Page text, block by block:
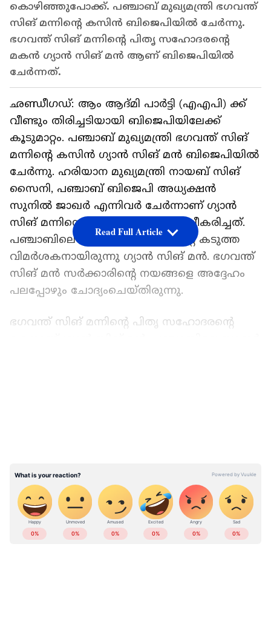
കൊഴിഞ്ഞുപോക്ക്. പഞ്ചാബ് മുഖ്യമന്ത്രി ഭഗവന്ത്
സിങ് മന്നിൻ്റെ കസിൻ ബിജെപിയിൽ ചേർന്നു.
ഭഗവന്ത് സിങ് മന്നിൻ്റെ പിതൃ സഹോദരൻ്റെ
മകൻ ഗ്യാൻ സിങ് മൻ ആണ് ബിജെപിയിൽ
ചേർന്നത്.
ഛണ്ഡീഗഡ്: ആം ആദ്മി പാർട്ടി (എഎപി) ക്ക്
വീണ്ടും തിരിച്ചടിയായി ബിജെപിയിലേക്ക്
കൂടുമാറ്റം. പഞ്ചാബ് മുഖ്യമന്ത്രി ഭഗവന്ത് സിങ്
മന്നിൻ്റെ കസിൻ ഗ്യാൻ സിങ് മൻ ബിജെപിയിൽ
ചേർന്നു. ഹരിയാന മുഖ്യമന്ത്രി നായബ് സിങ്
സൈനി, പഞ്ചാബ് ബിജെപി അധ്യക്ഷൻ
സുനിൽ ജാഖർ എന്നിവ‍ർ ചേർന്നാണ് ഗ്യാൻ
സിങ് മന്നിനെ ബിജെപിയിലേക്ക് സ്വീകരിച്ചത്.
പഞ്ചാബിലെ എഎപി സർക്കാരിൻ്റെ കടുത്ത
വിമർശകനായിരുന്നു ഗ്യാൻ സിങ് മൻ. ഭഗവന്ത്
സിങ് മൻ സർക്കാരിൻ്റെ നയങ്ങളെ അദ്ദേഹം
പലപ്പോഴും ചോദ്യംചെയ്തിരുന്നു.
ഭഗവന്ത് സിങ് മന്നിൻ്റെ പിതൃ സഹോദരൻ്റെ
Read Full Article
ABOUT THE AUTHOR